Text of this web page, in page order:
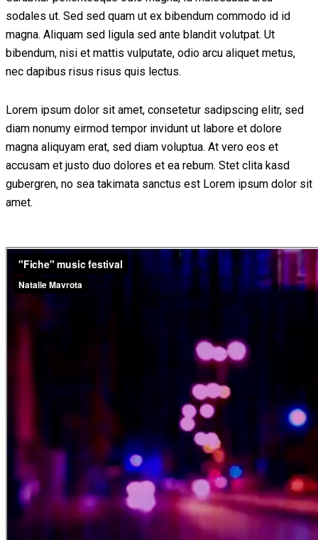
sodales ut. Sed sed quam ut ex bibendum commodo id id
magna. Aliquam sed ligula sed ante blandit volutpat. Ut
bibendum, nisi et mattis vulputate, odio arcu aliquet metus,
nec dapibus risus risus quis lectus.
Lorem ipsum dolor sit amet, consetetur sadipscing elitr, sed
diam nonumy eirmod tempor invidunt ut labore et dolore
magna aliquyam erat, sed diam voluptua. At vero eos et
accusam et justo duo dolores et ea rebum. Stet clita kasd
gubergren, no sea takimata sanctus est Lorem ipsum dolor sit
amet.